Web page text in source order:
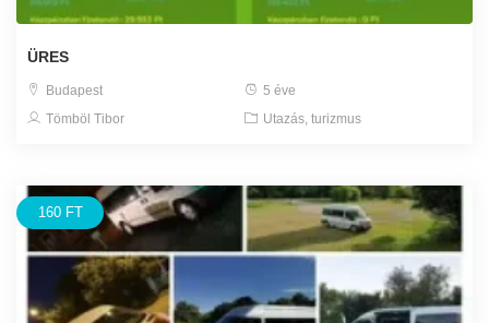
ÜRES
Budapest
5 éve
Tömböl Tibor
Utazás, turizmus
160 FT